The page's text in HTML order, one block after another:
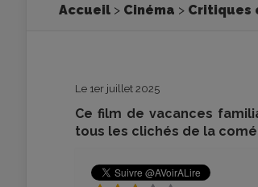
Accueil Cinéma Critiques
Le 1er juillet 2025
Ce film de vacances
tous les clichés de la